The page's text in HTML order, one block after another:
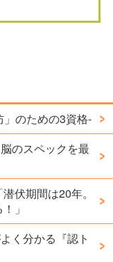
のための3資格-
のスペックを最
伏期間は20年。
」
く分かる『認ト